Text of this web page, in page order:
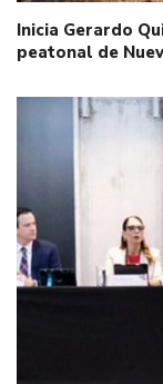
Inicia Gerardo
peatonal de